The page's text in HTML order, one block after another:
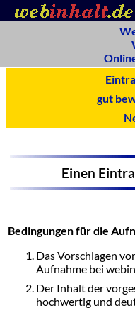
gut
Einen
Bedingungen für die
Das Vorschlagen
Aufnahme bei
Der Inhalt der
hochwertig und